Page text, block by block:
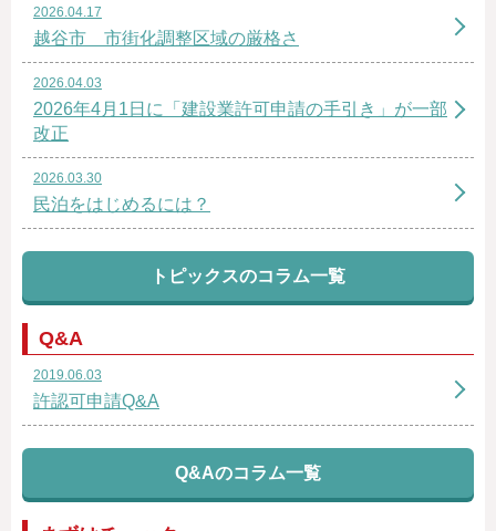
2026.04.17
越谷市 市街化調整区域の厳格さ
2026.04.03
2026年4月1日に「建設業許可申請の手引き」が一部
改正
2026.03.30
民泊をはじめるには？
トピックスのコラム一覧
Q&A
2019.06.03
許認可申請Q&A
Q&Aのコラム一覧